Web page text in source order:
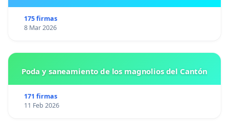
175 firmas
8 Mar 2026
Poda y saneamiento de los magnolios del Cantón
171 firmas
11 Feb 2026